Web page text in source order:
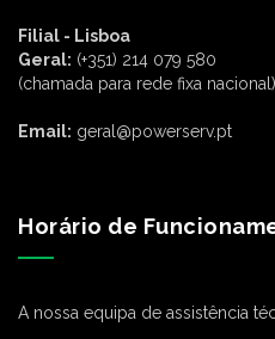
Filial - Lisboa
Geral: (+351) 214 079 580
(chamada para rede fixa nacional)
Email: geral@powerserv.pt
Horário de
A nossa equipa de assistência